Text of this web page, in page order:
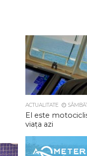
ACTUALITATE
El este
viața azi